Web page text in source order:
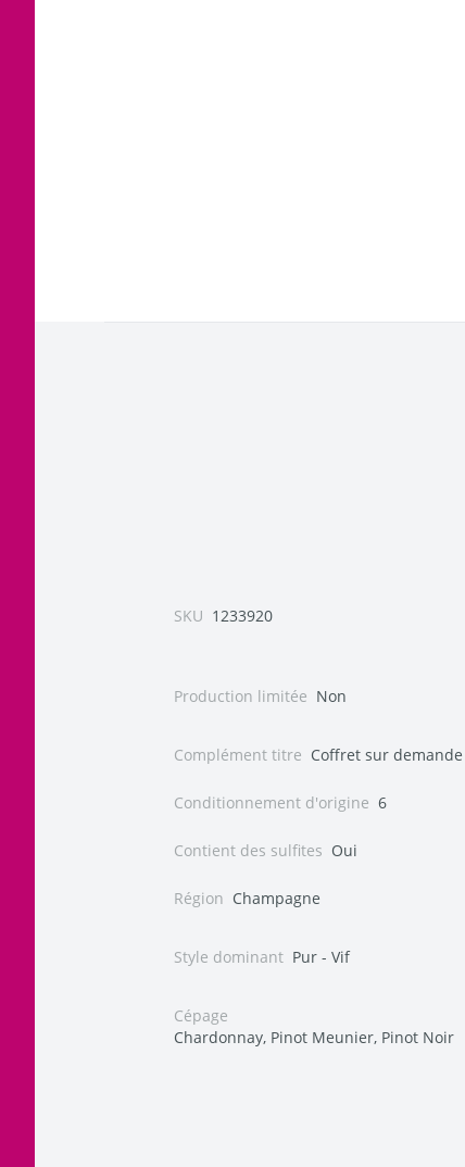
SKU 1233920
Production limitée Non
Complément titre Coffret sur demande
Conditionnement d'origine 6
Contient des sulfites Oui
Région Champagne
Style dominant Pur - Vif
Cépage
Chardonnay, Pinot Meunier, Pinot Noir